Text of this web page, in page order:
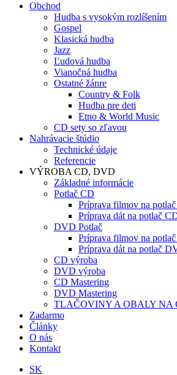
Obchod
Hudba s vysokým rozlíšením
Gospel
Klasická hudba
Jazz
Ľudová hudba
Vianočná hudba
Ostatné žánre
Country & Folk
Hudba pre deti
Etno & World Music
CD sety so zľavou
Nahrávacie štúdio
Technické údaje
Referencie
VÝROBA CD, DVD
Základné informácie
Potlač CD
Príprava filmov na
Príprava dát na potlač
DVD Potlač
Príprava filmov na
Príprava dát na potlač
CD výroba
DVD výroba
CD Mastering
DVD Mastering
TLAČOVINY A OBALY NA
Zadarmo
Články
O nás
Kontakt
SK